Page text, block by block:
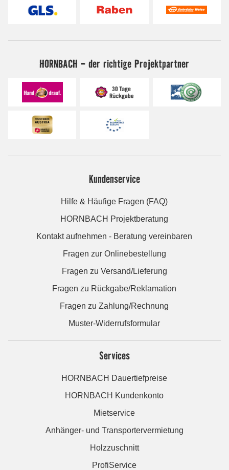
HORNBACH - der richtige Projektpartner
Kundenservice
Hilfe & Häufige Fragen (FAQ)
HORNBACH Projektberatung
Kontakt aufnehmen - Beratung vereinbaren
Fragen zur Onlinebestellung
Fragen zu Versand/Lieferung
Fragen zu Rückgabe/Reklamation
Fragen zu Zahlung/Rechnung
Muster-Widerrufsformular
Services
HORNBACH Dauertiefpreise
HORNBACH Kundenkonto
Mietservice
Anhänger- und Transportervermietung
Holzzuschnitt
ProfiService